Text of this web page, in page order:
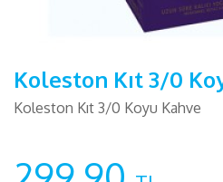
Koleston Kıt 3/0
Koleston Kıt 3/0 Koyu Kahve